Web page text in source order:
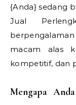
{Anda} sedang
Jual
macam alas
kompetitif, dan
Mengapa